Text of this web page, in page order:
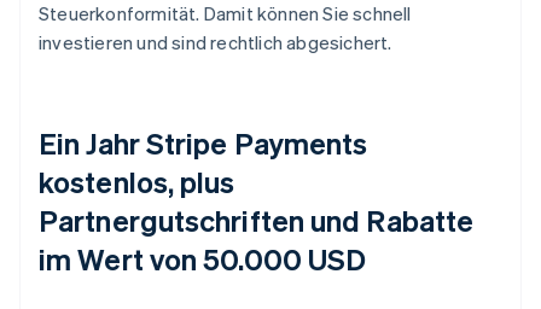
Steuerkonformität. Damit können Sie schnell
investieren und sind rechtlich abgesichert.
Ein Jahr Stripe Payments
kostenlos, plus
Partnergutschriften und Rabatte
im Wert von 50.000 USD